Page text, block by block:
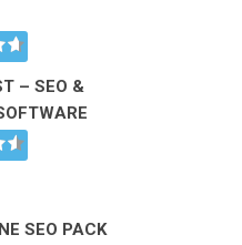
– SEO &
SEO PACK